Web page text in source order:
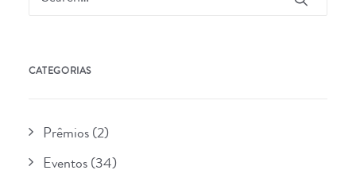
CATEGORIAS
Prêmios(2)
Eventos(34)